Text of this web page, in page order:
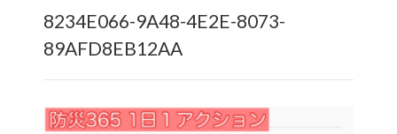
8234E066-9A48-4E2E-8073-
89AFD8EB12AA